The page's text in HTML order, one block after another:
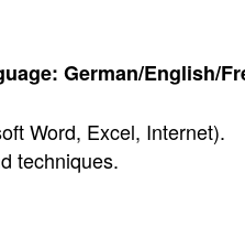
German/English/
Word, Excel, Internet).
techniques.